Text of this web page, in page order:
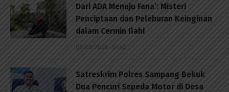
Dari ADA Menuju Fana’: Misteri
Penciptaan dan Peleburan Keinginan
dalam Cermin Ilahi
09/08/2026 - 01:42
Satreskrim Polres Sampang Bekuk
Dua Pencuri Sepeda Motor di Desa